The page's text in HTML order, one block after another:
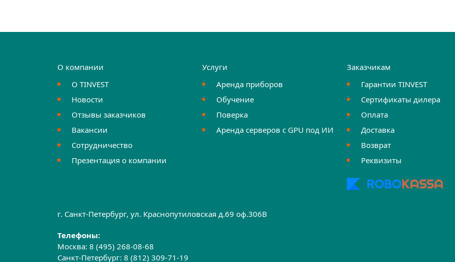
О компании
О TINVEST
Новости
Отзывы заказчиков
Вакансии
Сотрудничество
Презентация о компании
Услуги
Аренда приборов
Обучение
Поверка
Аренда серверов с GPU под ИИ
Заказчикам
Гарантии TINVEST
Сертификаты дилера
Оплата
Доставка
Возврат
Реквизиты
г. Санкт-Петербург, ул. Краснопутиловская д.69 оф.306B
Телефоны:
Москва:8 (495) 268-08-68
Санкт-Петербург:8 (812) 309-71-19